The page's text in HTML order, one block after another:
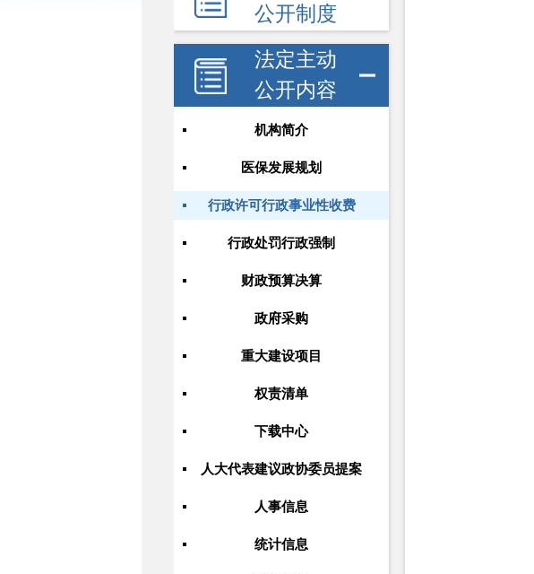
公开制度
法定主动
公开内容
机构简介
医保发展规划
行政许可行政事业性收费
行政处罚行政强制
财政预算决算
政府采购
重大建设项目
权责清单
下载中心
人大代表建议政协委员提案
人事信息
统计信息